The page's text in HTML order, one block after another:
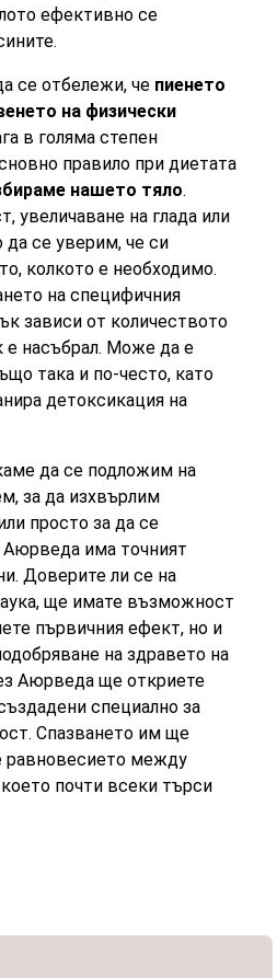
ефективно се
се отбележи, че пиенето
на физически
в голяма степен
правило при диетата
нашето тяло.
увеличаване на глада или
се уверим, че си
колкото е необходимо.
на специфичния
зависи от количеството
е насъбрал. Може да е
така и по-често, като
детоксикация на
да се подложим на
за да изхвърлим
просто за да се
има точният
Доверите ли се на
ще имате възможност
първичния ефект, но и
на здравето на
Аюрведа ще откриете
специално за
Спазването им ще
равновесието между
почти всеки търси